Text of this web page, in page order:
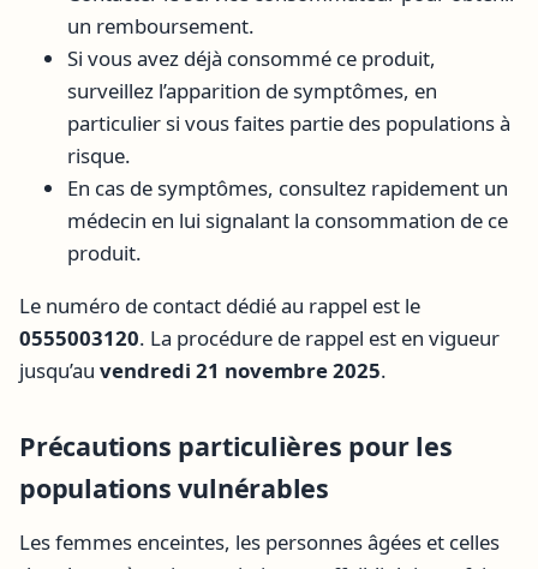
un remboursement.
Si vous avez déjà consommé ce produit,
surveillez l’apparition de symptômes, en
particulier si vous faites partie des populations à
risque.
En cas de symptômes, consultez rapidement un
médecin en lui signalant la consommation de ce
produit.
Le numéro de contact dédié au rappel est le
0555003120. La procédure de rappel est en vigueur
jusqu’au vendredi 21 novembre 2025.
Précautions particulières pour les
populations vulnérables
Les femmes enceintes, les personnes âgées et celles